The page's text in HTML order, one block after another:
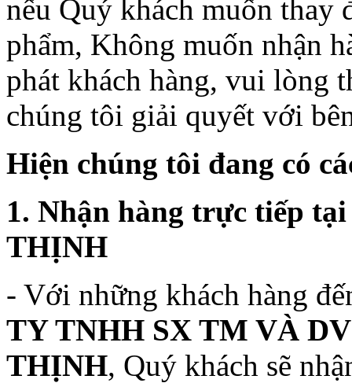
nếu Quý khách muốn thay
phẩm, Không muốn nhận
phát khách hàng, vui
chúng tôi giải quyết với
Hiện chúng tôi đang có
1. Nhận hàng trực tiếp
THỊNH
- Với những khách hàng
TY TNHH SX TM VÀ
THỊNH, Quý khách sẽ